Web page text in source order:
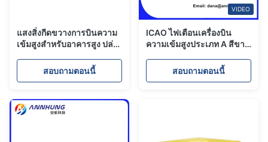
แสงสิ่งกีดขวางการบินความ
เข้มสูงสำหรับอาคารสูง ปล่อง
สอบถามตอนนี้
VIDEO
ICAO ไฟเตือนเครื่องบิน
ความเข้มสูงประเภท A สีขาว
สอบถามตอนนี้